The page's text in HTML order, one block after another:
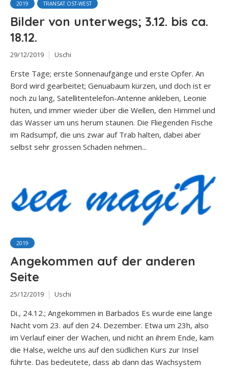
2019 TRANSAT OST-WEST
Bilder von unterwegs; 3.12. bis ca.
18.12.
29/12/2019 Uschi
Erste Tage; erste Sonnenaufgänge und erste Opfer. An
Bord wird gearbeitet; Genuabaum kürzen, und doch ist er
noch zu lang, Satellitentelefon-Antenne ankleben, Leonie
hüten, und immer wieder über die Wellen, den Himmel und
das Wasser um uns herum staunen. Die Fliegenden Fische
im Radsumpf, die uns zwar auf Trab halten, dabei aber
selbst sehr grossen Schaden nehmen...
2019
Angekommen auf der anderen
Seite
25/12/2019 Uschi
Di., 24.12.; Angekommen in Barbados Es wurde eine lange
Nacht vom 23. auf den 24. Dezember. Etwa um 23h, also
im Verlauf einer der Wachen, und nicht an ihrem Ende, kam
die Halse, welche uns auf den südlichen Kurs zur Insel
führte. Das bedeutete, dass ab dann das Wachsystem